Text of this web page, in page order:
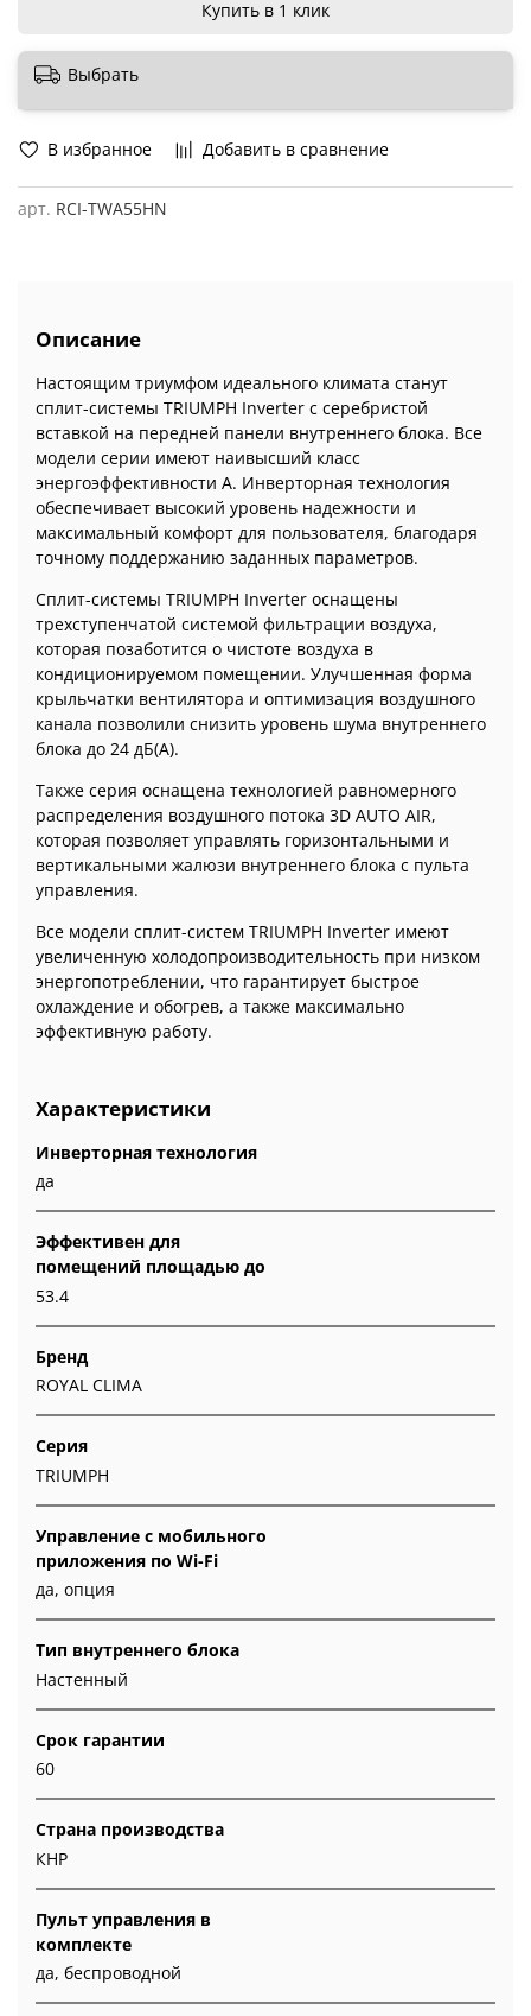
В избранное Добавить в сравнение
арт. RCI-TWA55HN
Купить в 1 клик
Выбрать
Описание
Настоящим триумфом идеального климата станут
сплит-системы TRIUMPH Inverter с серебристой
вставкой на передней панели внутреннего блока. Все
модели серии имеют наивысший класс
энергоэффективности А. Инверторная технология
обеспечивает высокий уровень надежности и
максимальный комфорт для пользователя, благодаря
точному поддержанию заданных параметров.
Сплит-системы TRIUMPH Inverter оснащены
трехступенчатой системой фильтрации воздуха,
которая позаботится о чистоте воздуха в
кондиционируемом помещении. Улучшенная форма
крыльчатки вентилятора и оптимизация воздушного
канала позволили снизить уровень шума внутреннего
блока до 24 дБ(А).
Также серия оснащена технологией равномерного
распределения воздушного потока 3D AUTO AIR,
которая позволяет управлять горизонтальными и
вертикальными жалюзи внутреннего блока с пульта
управления.
Все модели сплит-систем TRIUMPH Inverter имеют
увеличенную холодопроизводительность при низком
энергопотреблении, что гарантирует быстрое
охлаждение и обогрев, а также максимально
эффективную работу.
Характеристики
Инверторная технология
да
Эффективен для
помещений площадью до
53.4
Бренд
ROYAL CLIMA
Серия
TRIUMPH
Управление c мобильного
приложения по Wi-Fi
да, опция
Тип внутреннего блока
Настенный
Срок гарантии
60
Страна производства
КНР
Пульт управления в
комплекте
да, беспроводной